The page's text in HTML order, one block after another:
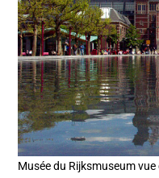
Musée du Rijksmuseum